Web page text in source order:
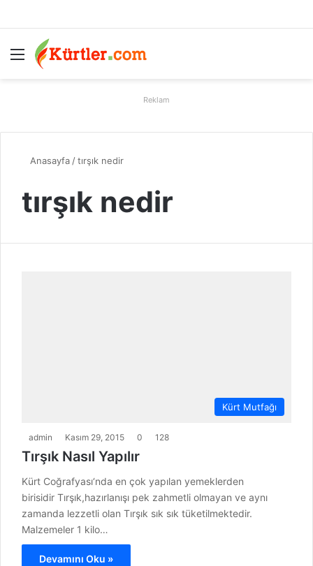
Menü
Reklam
Anasayfa /tırşık nedir
tırşık nedir
Kürt Mutfağı
admin Kasım 29, 2015 0 128
Tırşık Nasıl Yapılır
Kürt Coğrafyası‘nda en çok yapılan yemeklerden
birisidir Tırşık,hazırlanışı pek zahmetli olmayan ve aynı
zamanda lezzetli olan Tırşık sık sık tüketilmektedir.
Malzemeler 1 kilo…
Devamını Oku »